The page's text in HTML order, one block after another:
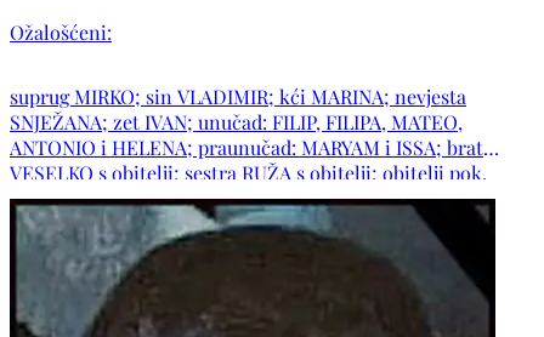
Ožalošćeni:
suprug MIRKO; sin VLADIMIR; kći MARINA; nevjesta
SNJEŽANA; zet IVAN; unučad: FILIP, FILIPA, MATEO,
ANTONIO i HELENA; praunučad: MARYAM i ISSA; brat
VESELKO s obitelji; sestra RUŽA s obitelji; obitelji pok.
braće: STOJANA i ŽARKA; obitelj pok. sestre VIDE; opitelj
pok. djevera STIPE; obitelji pok. zaova: ILKE i MARE; te
obitelji: DŽEBA, PERVAN, DUJMOVIĆ, OSTOJIĆ, KRASIĆ,
KORDIĆ, PEHAR, ČULE i ostala mnogobrojna rodbina i
prijatelji. POČIVALA U MIRU BOŽJEM!